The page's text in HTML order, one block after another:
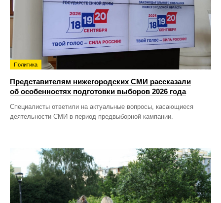
Политика
Представителям нижегородских СМИ рассказали
об особенностях подготовки выборов 2026 года
Специалисты ответили на актуальные вопросы, касающиеся
деятельности СМИ в период предвыборной кампании.